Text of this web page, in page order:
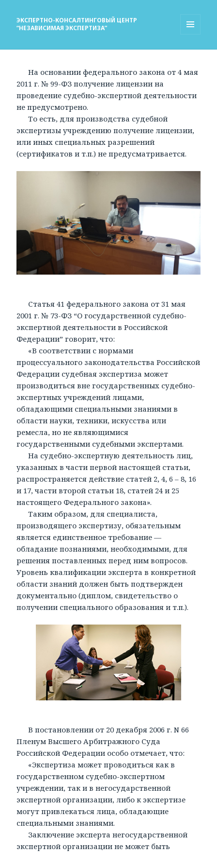
ЭКСПЕРТНО-КОНСАЛТИНГОВЫЙ ЦЕНТР
“НЕЗАВИСИМАЯ ЭКСПЕРТИЗА”
На основании федерального закона от 4 мая
2011 г. № 99-ФЗ получение лицензии на
проведение судебно-экспертной деятельности
не предусмотрено.
То есть, для производства судебной
экспертизы учреждению получение лицензии,
или иных специальных разрешений
(сертификатов и т.п.) не предусматривается.
Статья 41 федерального закона от 31 мая
2001 г. № 73-ФЗ “О государственной судебно-
экспертной деятельности в Российской
Федерации” говорит, что:
«В соответствии с нормами
процессуального законодательства Российской
Федерации судебная экспертиза может
производиться вне государственных судебно-
экспертных учреждений лицами,
обладающими специальными знаниями в
области науки, техники, искусства или
ремесла, но не являющимися
государственными судебными экспертами.
На судебно-экспертную деятельность лиц,
указанных в части первой настоящей статьи,
распространяется действие статей 2, 4, 6 – 8, 16
и 17, части второй статьи 18, статей 24 и 25
настоящего Федерального закона».
Таким образом, для специалиста,
производящего экспертизу, обязательным
является единственное требование —
обладание познаниями, необходимыми, для
решения поставленных перед ним вопросов.
Уровень квалификации эксперта в конкретной
области знаний должен быть подтвержден
документально (диплом, свидетельство о
получении специального образования и т.п.).
В постановлении от 20 декабря 2006 г. N 66
Пленум Высшего Арбитражного Суда
Российской Федерации особо отмечает, что:
«Экспертиза может проводиться как в
государственном судебно-экспертном
учреждении, так и в негосударственной
экспертной организации, либо к экспертизе
могут привлекаться лица, обладающие
специальными знаниями.
Заключение эксперта негосударственной
экспертной организации не может быть